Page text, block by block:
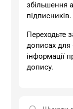
збільшення
підписників.
Переходьте
дописах для
інформації
допису.